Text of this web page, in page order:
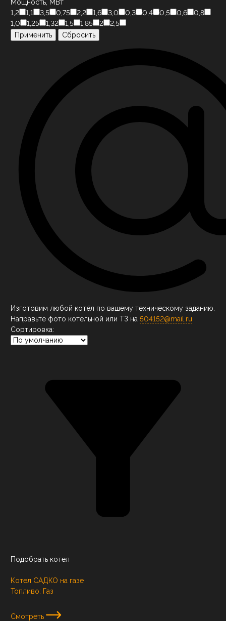
Мощность, МВт
1,2
1,1 3,5 0,75 2,2 1,6 3,0 0,3 0,4 0,5 0,6
0,8
1,0
1,25 1,32 1,5 1,85 2
2,5
Применить
Сбросить
Изготовим любой котёл по вашему техническому заданию.
Направьте фото котельной или ТЗ на 504152@mail.ru
Сортировка:
Подобрать котел
Котел САДКО на газе
Топливо: Газ
Смотреть